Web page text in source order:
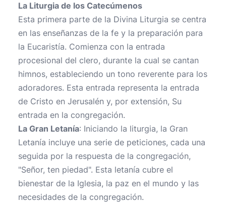
La Liturgia de los Catecúmenos
Esta primera parte de la Divina Liturgia se centra
en las enseñanzas de la fe y la preparación para
la Eucaristía. Comienza con la entrada
procesional del clero, durante la cual se cantan
himnos, estableciendo un tono reverente para los
adoradores. Esta entrada representa la entrada
de Cristo en Jerusalén y, por extensión, Su
entrada en la congregación.
La Gran Letanía: Iniciando la liturgia, la Gran
Letanía incluye una serie de peticiones, cada una
seguida por la respuesta de la congregación,
"Señor, ten piedad". Esta letanía cubre el
bienestar de la Iglesia, la paz en el mundo y las
necesidades de la congregación.